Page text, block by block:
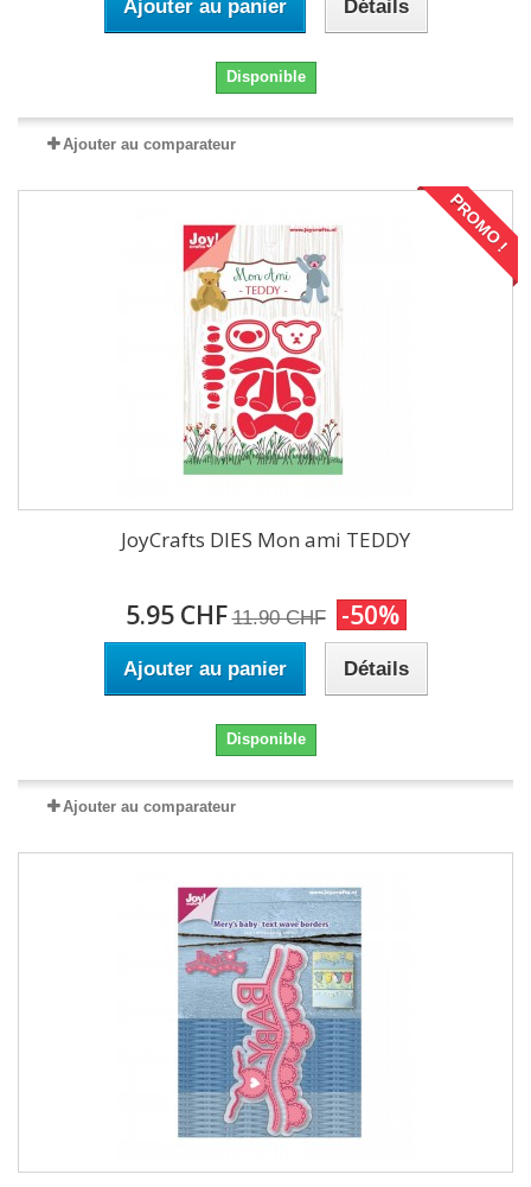
Ajouter au panier Détails
Disponible
Ajouter au comparateur
PROMO !
JoyCrafts DIES Mon ami TEDDY
5.95 CHF 11.90 CHF -50%
Ajouter au panier Détails
Disponible
Ajouter au comparateur